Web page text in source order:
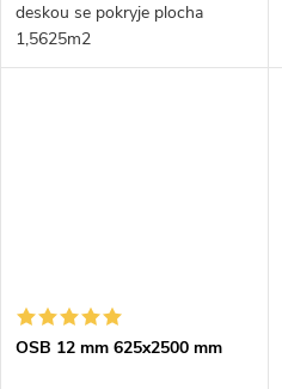
deskou se pokryje plocha
1,5625m2
OSB 12 mm 625x2500 mm